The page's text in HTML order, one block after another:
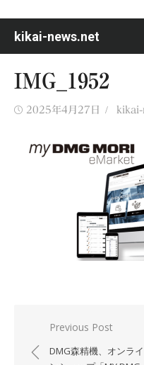
content
kikai-news.net
IMG_1952
Posted
2025年4月27日
稿
Previous Post
DMG森精機、オンライ